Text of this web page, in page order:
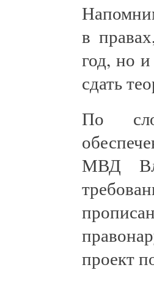
в
год, но
сдать
По
МВД
проект